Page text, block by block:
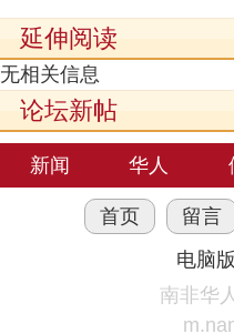
延伸阅读
无相关信息
论坛新帖
新闻 华人
首页 留言
电脑版
南非华